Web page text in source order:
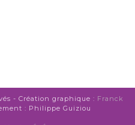
- Création graphique : Franck
: Philippe Guiziou